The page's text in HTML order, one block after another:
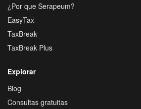
¿Por que Serapeum?
EasyTax
TaxBreak
TaxBreak Plus
Explorar
Blog
Consultas gratuitas